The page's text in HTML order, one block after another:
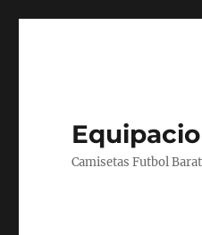
Camisetas Futbol